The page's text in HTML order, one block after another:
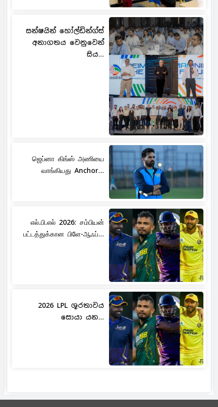
සන්ෂයින් හෝල්ඩින්ග්ස්
අනාගතය වෙනුවෙන්
සිය...
ஜெப்னா கிங்ஸ் அணியை
வாங்கியது Anchor...
எல்.பி.எல் 2026: சம்பியன்
பட்டத்துக்கான பிளே-ஆஃப்...
2026 LPL ශූරතාවය
සොයා යන...